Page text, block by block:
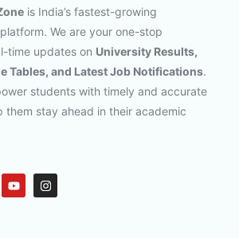
is India’s fastest-growing
We are your one-stop
time updates on University Results,
Tables, and Latest Job Notifications.
students with timely and accurate
them stay ahead in their academic